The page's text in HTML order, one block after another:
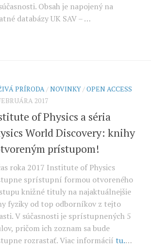
Obsah je napojený na
databázy UK SAV – …
PRÍRODA /NOVINKY /OPEN ACCESS
2017
of Physics a séria
World Discovery: knihy
prístupom!
roka 2017 Institute of Physics
sprístupní formou otvoreného
knižné tituly na najaktuálnejšie
fyziky od top odborníkov z tejto
V súčasnosti je sprístupnených 5
pričom ich zoznam sa bude
rozrastať. Viac informácií tu.…